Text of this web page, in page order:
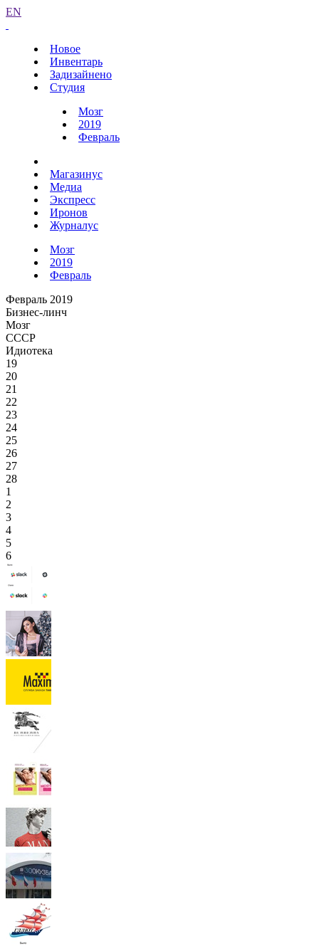
EN
Новое
Инвентарь
Задизайнено
Студия
Мозг
2019
Февраль
Магазинус
Медиа
Экспресс
Иронов
Журналус
Мозг
2019
Февраль
Февраль 2019
Бизнес-линч
Мозг
СССР
Идиотека
19
20
21
22
23
24
25
26
27
28
1
2
3
4
5
6